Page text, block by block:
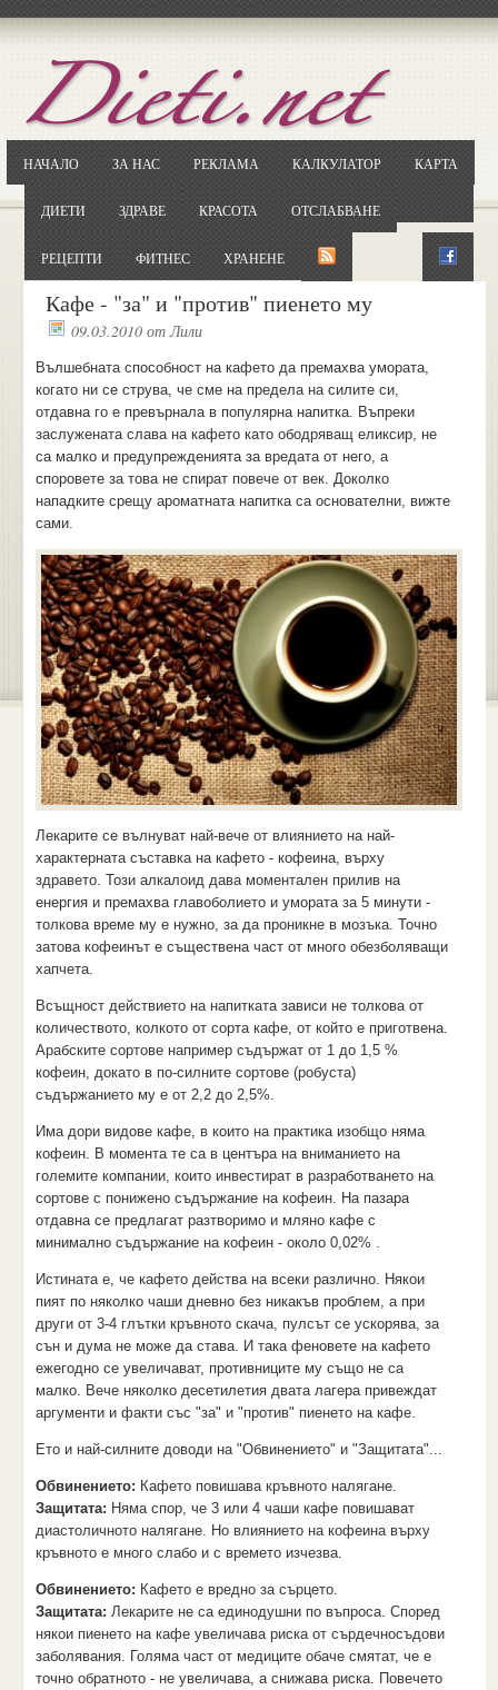
НАЧАЛО ЗА НАС РЕКЛАМА КАЛКУЛАТОР КАРТА
ДИЕТИ ЗДРАВЕ КРАСОТА ОТСЛАБВАНЕ
РЕЦЕПТИ ФИТНЕС ХРАНЕНЕ
Кафе - "за" и "против" пиенето му
09.03.2010 отЛили
Вълшебната способност на кафето да премахва умората,
когато ни се струва, че сме на предела на силите си,
отдавна го е превърнала в популярна напитка. Въпреки
заслужената слава на кафето като ободряващ еликсир, не
са малко и предупрежденията за вредата от него, а
споровете за това не спират повече от век. Доколко
нападките срещу ароматната напитка са основателни, вижте
сами.
Лекарите се вълнуват най-вече от влиянието на най-
характерната съставка на кафето - кофеина, върху
здравето. Този алкалоид дава моментален прилив на
енергия и премахва главоболието и умората за 5 минути -
толкова време му е нужно, за да проникне в мозъка. Точно
затова кофеинът е съществена част от много обезболяващи
хапчета.
Всъщност действието на напитката зависи не толкова от
количеството, колкото от сорта кафе, от който е приготвена.
Арабските сортове например съдържат от 1 до 1,5 %
кофеин, докато в по-силните сортове (робуста)
съдържанието му е от 2,2 до 2,5%.
Има дори видове кафе, в които на практика изобщо няма
кофеин. В момента те са в центъра на вниманието на
големите компании, които инвестират в разработването на
сортове с понижено съдържание на кофеин. На пазара
отдавна се предлагат разтворимо и мляно кафе с
минимално съдържание на кофеин - около 0,02% .
Истината е, че кафето действа на всеки различно. Някои
пият по няколко чаши дневно без никакъв проблем, а при
други от 3-4 глътки кръвното скача, пулсът се ускорява, за
сън и дума не може да става. И така феновете на кафето
ежегодно се увеличават, противниците му също не са
малко. Вече няколко десетилетия двата лагера привеждат
аргументи и факти със "за" и "против" пиенето на кафе.
Ето и най-силните доводи на "Обвинението" и "Защитата"...
Обвинението: Кафето повишава кръвното налягане.
Защитата: Няма спор, че 3 или 4 чаши кафе повишават
диастоличното налягане. Но влиянието на кофеина върху
кръвното е много слабо и с времето изчезва.
Обвинението: Кафето е вредно за сърцето.
Защитата: Лекарите не са единодушни по въпроса. Според
някои пиенето на кафе увеличава риска от сърдечносъдови
заболявания. Голяма част от медиците обаче смятат, че е
точно обратното - не увеличава, а снижава риска. Повечето
ОтворетеGoogle.bg
Потърсете "Cloxy"
Кликнете на първия резултат
... и я въведете в полето: